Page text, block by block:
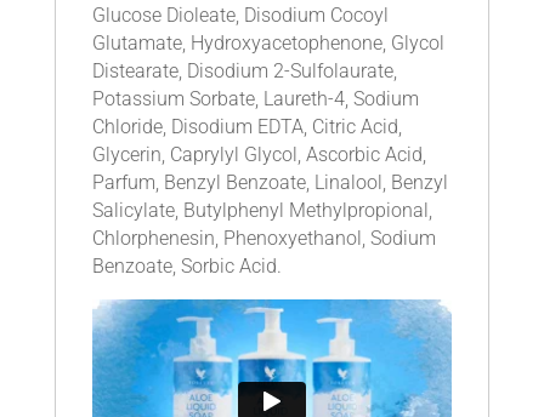
Glucose Dioleate, Disodium Cocoyl
Glutamate, Hydroxyacetophenone, Glycol
Distearate, Disodium 2-Sulfolaurate,
Potassium Sorbate, Laureth-4, Sodium
Chloride, Disodium EDTA, Citric Acid,
Glycerin, Caprylyl Glycol, Ascorbic Acid,
Parfum, Benzyl Benzoate, Linalool, Benzyl
Salicylate, Butylphenyl Methylpropional,
Chlorphenesin, Phenoxyethanol, Sodium
Benzoate, Sorbic Acid.